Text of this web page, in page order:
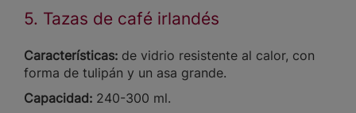
5. Tazas de café irlandés
Características: de vidrio resistente al calor, con
forma de tulipán y un asa grande.
Capacidad: 240-300 ml.